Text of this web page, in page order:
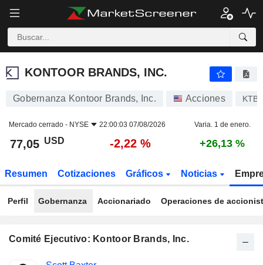
KONTOOR BRANDS, INC.
KONTOOR BRANDS, INC.
Gobernanza Kontoor Brands, Inc. Acciones KTB
Mercado cerrado - NYSE 22:00:03 07/08/2026 Varia. 1 de enero.
77,05 USD -2,22 % +26,13 %
Resumen Cotizaciones Gráficos Noticias
Perfil Gobernanza Accionariado Operaciones de
Comité Ejecutivo: Kontoor Brands, Inc.
Funciones